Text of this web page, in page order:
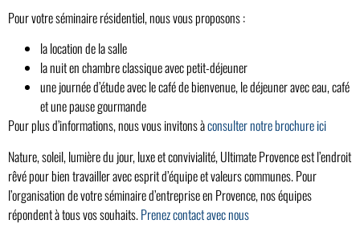
Pour votre séminaire résidentiel, nous vous proposons :
la location de la salle
la nuit en chambre classique avec petit-déjeuner
une journée d’étude avec le café de bienvenue, le déjeuner avec eau, café
et une pause gourmande
Pour plus d’informations, nous vous invitons àconsulter notre brochure ici
Nature, soleil, lumière du jour, luxe et convivialité, Ultimate Provence est l’endroit
rêvé pour bien travailler avec esprit d’équipe et valeurs communes. Pour
l’organisation de votre séminaire d’entreprise en Provence, nos équipes
répondent à tous vos souhaits.Prenez contact avec nous